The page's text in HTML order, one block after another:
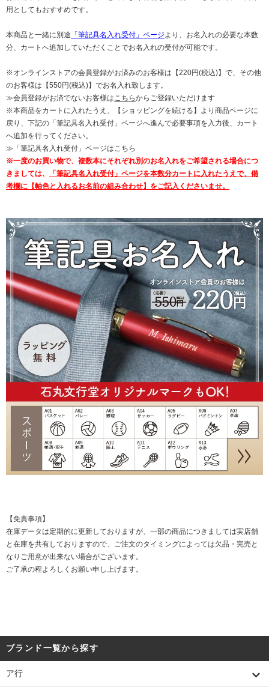
用としてもおすすめです。
本商品と一緒に別途 「筆記具名入れ受付」ページより、お名入れの必要な本数
分、カートへ追加していただくことでお名入れの受付が可能です。
※オンラインストアの会員登録がお済みのお客様は【220円(税込)】で、その他
のお客様は【550円(税込)】でお名入れ致します。
≫会員登録がお済でないお客様はこちらからご登録いただけます
※本商品をカートに入れたうえ、【ショッピングを続ける】より商品ページに
戻り、下記の 「筆記具名入れ受付」ページへ進んで必要事項を入力後、カート
へ追加を行ってください。
≫「筆記具名入れ受付」ページはこちら
※一度のお買い物で、複数本にそれぞれ別のお名入れをご希望される場合につ
きましては、
「筆記具名入れ受付」ページを本数分カートに入れたうえで、備
考欄に【軸色と入れるお名前の組み合わせ】をご記入くださいませ。
【免責事項】
在庫データは定期的に更新しておりますが、一部の商品につきましては実店舗
と在庫を共有しておりますので、ご注文のタイミングによっては欠品・完売と
なりご用意が出来ない場合がございます。
ご了承の程よろしくお願い申し上げます。
ブランド一覧から探す
ア行